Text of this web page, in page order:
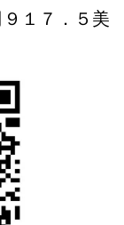
１７．５美